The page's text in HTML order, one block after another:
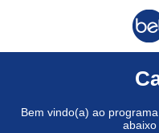
Bem vindo(a) ao
abaixo